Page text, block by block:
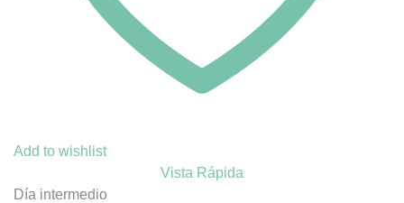
Add to wishlist
Vista Rápida
Día intermedio